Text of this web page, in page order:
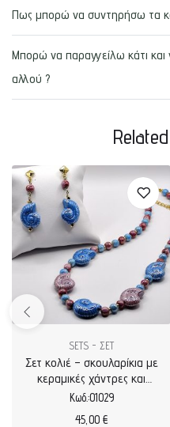
Πως μπορώ να συντηρήσω τα
Μπορώ να παραγγείλω κάτι
αλλού ?
SETS - ΣΕΤ
Σετ κολιέ – σκουλαρίκια με
κεραμικές χάντρες και
σαλιγκάρια
Κωδ.:01029
45,00 €